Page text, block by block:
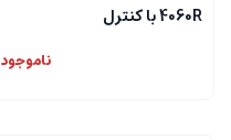
4060R با کنترل
ناموجود